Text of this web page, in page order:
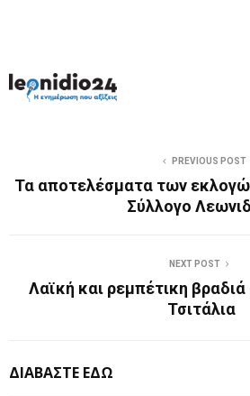
PREVIOUS POST
Τα αποτελέσματα των
Σύλλογο
NEXT POST
Λαϊκή και ρεμπέτικη
Τσιτάλια
ΔΙΑΒΑΣΤΕ ΕΔΩ